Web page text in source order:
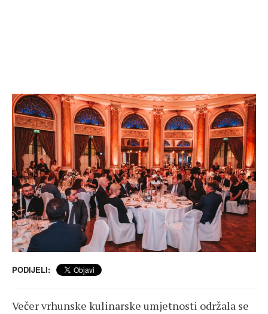
PODIJELI:
Večer vrhunske kulinarske umjetnosti održala se